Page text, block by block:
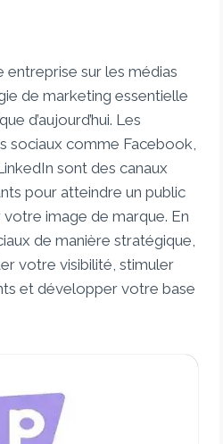
sur les médias
de marketing essentielle
d’aujourd’hui. Les
sociaux comme Facebook,
sont des canaux
pour atteindre un public
image de marque. En
de manière stratégique,
votre visibilité, stimuler
et développer votre base